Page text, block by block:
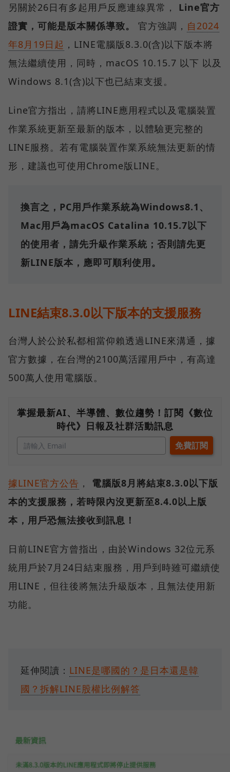
另關於26日有多起用戶反應連線異常， Line官方
證實，可能是版本關係導致。
官方強調， 自2024
年8月19日起 ，LINE電腦版8.3.0(含)以下版本將
無法繼續使用，同時，macOS 10.15.7 以下 以及
Windows 8.1(含)以下也已結束支援。
Line官方指出，請將LINE應用程式以及電腦裝置
作業系統更新至最新的版本，以體驗更完整的
LINE服務。若有電腦裝置作業系統無法更新的情
形，建議也可使用Chrome版LINE。
換言之，PC用戶作業系統為Windows8.1、
Mac用戶為macOS Catalina 10.15.7以下
的使用者，請先升級作業系統；否則請先更
新LINE版本，應即可順利使用。
LINE結束8.3.0以下版本的支援服務
台灣人於公於私都相當仰賴透過LINE來溝通，據
官方數據，在台灣的2100萬活躍用戶中，有高達
500萬人使用電腦版。
掌握最新AI、半導體、數位趨勢！訂閱《數位
時代》日報及社群活動訊息
據LINE官方公告 ， 電腦版8月將結束8.3.0以下版
本的支援服務，若時限內沒更新至8.4.0以上版
本，用戶恐無法接收到訊息！
日前LINE官方曾指出，由於Windows 32位元系
統用戶於7月24日結束服務，用戶到時雖可繼續使
用LINE，但往後將無法升級版本，且無法使用新
功能。
延伸閱讀： LINE是哪國的？是日本還是韓
國？拆解LINE股權比例解答